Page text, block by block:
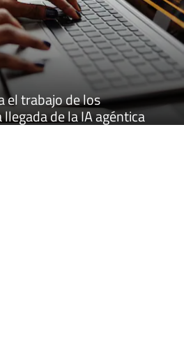
el trabajo de los
de la IA agéntica